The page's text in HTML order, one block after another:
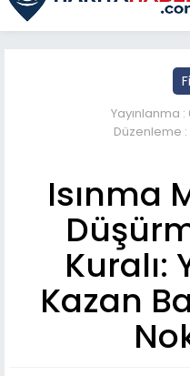
Yayınlanma :
Düzenleme :
Isınma
Kuralı:
Kazan